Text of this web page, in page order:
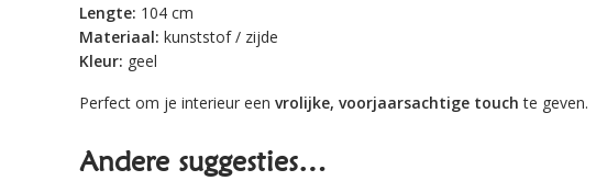
Lengte: 104 cm
Materiaal: kunststof / zijde
Kleur: geel
Perfect om je interieur een vrolijke, voorjaarsachtige touch te geven.
Andere suggesties…